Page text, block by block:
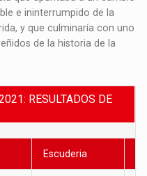
e ininterrumpido de la
y que culminaría con uno
de la historia de la
RESULTADOS DE
Escuderia